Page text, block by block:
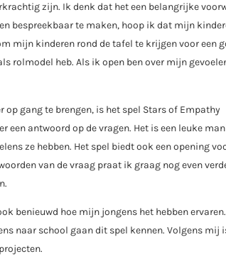
zijn. Ik denk dat het een belangrijke
bespreekbaar te maken, hoop ik dat mijn
mijn kinderen rond de tafel te krijgen voor een
rolmodel heb. Als ik open ben over mijn
op gang te brengen, is het spel Stars of Empathy
antwoord op de vragen. Het is een leuke
ze hebben. Het spel biedt ook een opening
van de vraag praat ik graag nog even
benieuwd hoe mijn jongens het hebben ervaren.
naar school gaan dit spel kennen. Volgens mij